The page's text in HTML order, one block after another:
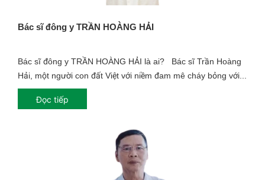
Bác sĩ đông y TRẦN HOÀNG HẢI
Bác sĩ đông y TRẦN HOÀNG HẢI là ai? Bác sĩ Trần Hoàng
Hải, một người con đất Việt với niềm đam mê cháy bỏng với...
Đọc tiếp